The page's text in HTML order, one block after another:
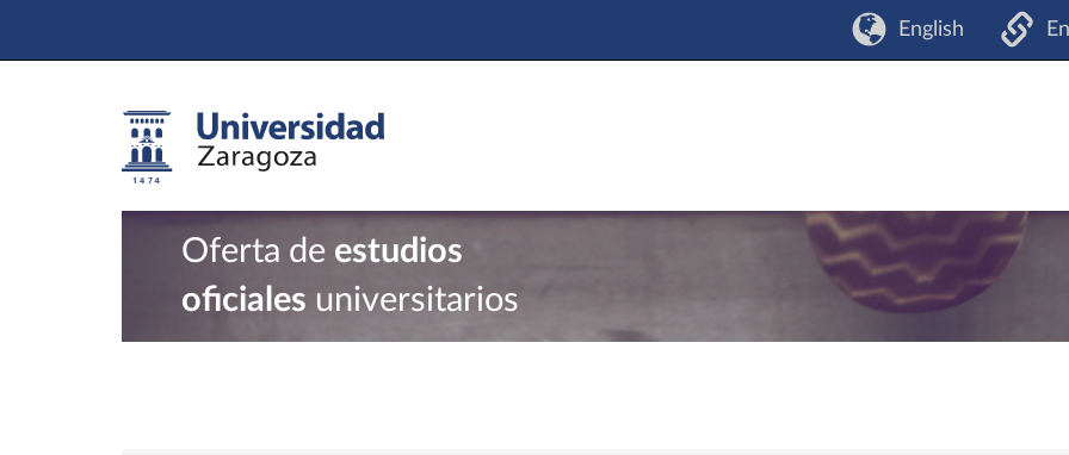
English
Oferta de estudios
oficiales universitarios